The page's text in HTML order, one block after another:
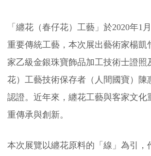
「纏花（春仔花）工藝」於2020年1
重要傳統工藝，本次展出藝術家楊凱
家乙級金銀珠寶飾品加工技術士證照
花）工藝技術保存者（人間國寶）陳
認證。近年來，纏花工藝與客家文化
重傳承與創新。
本次展覽以纏花原料的「線」為引，